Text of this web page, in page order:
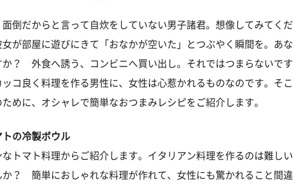
倒だからと言って自炊をしていない男子諸君。想像してみてくだ
が部屋に遊びにきて「おなかが空いた」とつぶやく瞬間を。あな
か？ 外食へ誘う、コンビニへ買い出し。それではつまらないです
コ良く料理を作る男性に、女性は心惹かれるものなのです。そこ
めに、オシャレで簡単なおつまみレシピをご紹介します。
の冷製ボウル
なトマト料理からご紹介します。イタリアン料理を作るのは難しい
か？ 簡単におしゃれな料理が作れて、女性にも驚かれること間違